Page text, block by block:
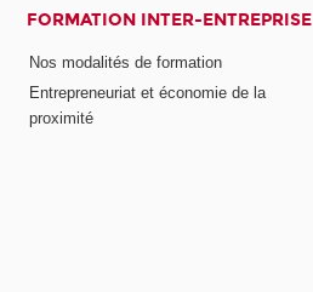
FORMATION INTER-ENTREPRISE
Nos modalités de formation
Entrepreneuriat et économie de la
proximité